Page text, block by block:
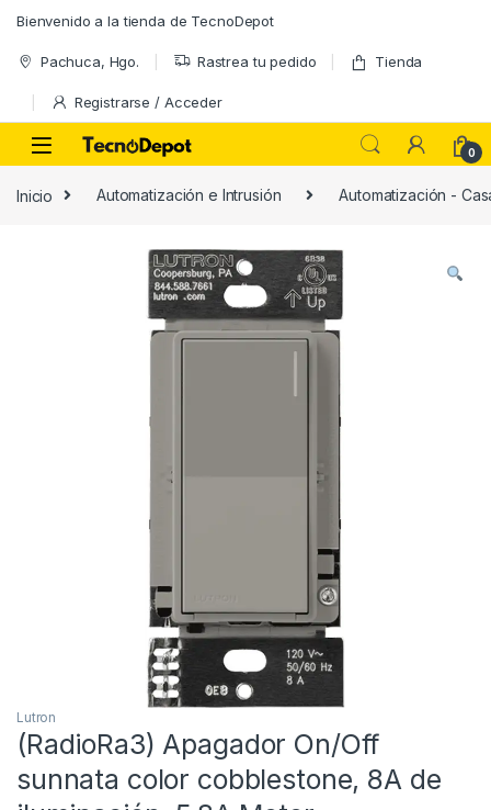
Bienvenido a la tienda de TecnoDepot
Pachuca, Hgo. Rastrea tu pedido Tienda
Registrarse / Acceder
0
Inicio Automatización e Intrusión Automatización -
Lutron
(RadioRa3) Apagador On/Off
sunnata color cobblestone, 8A de